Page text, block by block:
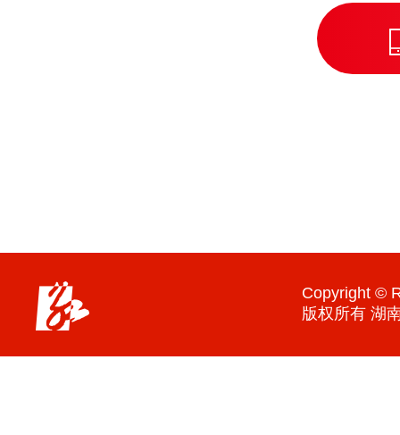
Copyright ©
版权所有 湖